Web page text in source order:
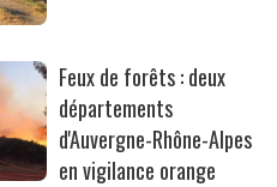
Feux de forêts : deux
départements
d'Auvergne-Rhône-Alpes
en vigilance orange